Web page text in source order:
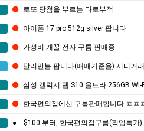
로또 당첨을 부르는 타로부적
아이폰 17 pro 512g silver 팝니다
가성비 개꿀 전자 구름 판매중
달러만불 팝니다(매매기준율) 시티거래
삼성 갤럭시 탭 S10 울트라 256GB
한국편의점에선 구름판매합니다 ㅍㅍ
●----$100 부터, 한국편의점구름(픽업특가)